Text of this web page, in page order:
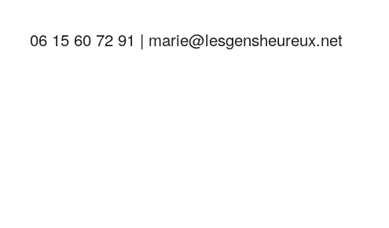
06 15 60 72 91 | marie@lesgensheureux.net